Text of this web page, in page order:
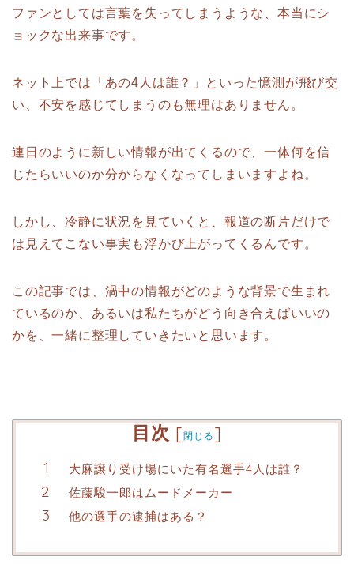
ファンとしては言葉を失ってしまうような、本当にシ
ョックな出来事です。
ネット上では「あの4人は誰？」といった憶測が飛び交
い、不安を感じてしまうのも無理はありません。
連日のように新しい情報が出てくるので、一体何を信
じたらいいのか分からなくなってしまいますよね。
しかし、冷静に状況を見ていくと、報道の断片だけで
は見えてこない事実も浮かび上がってくるんです。
この記事では、渦中の情報がどのような背景で生まれ
ているのか、あるいは私たちがどう向き合えばいいの
かを、一緒に整理していきたいと思います。
目次 [閉じる ]
大麻譲り受け場にいた有名選手4人は誰？
佐藤駿一郎はムードメーカー
他の選手の逮捕はある？